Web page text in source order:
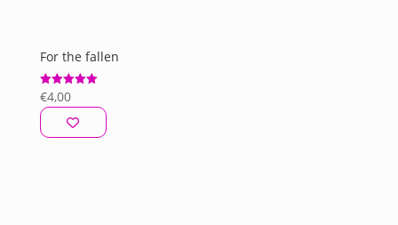
For the fallen
Avaliação
5.00
de 5
€4,00